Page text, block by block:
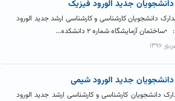
جدید الورود فیزیک
دانشجویان کارشناسی و کارشناسی ارشد جدید الورود
آزمایشگاه شماره ۲ دانشکده...
جدید الورود شیمی
دانشجویان کارشناسی و کارشناسی ارشد جدید الورود